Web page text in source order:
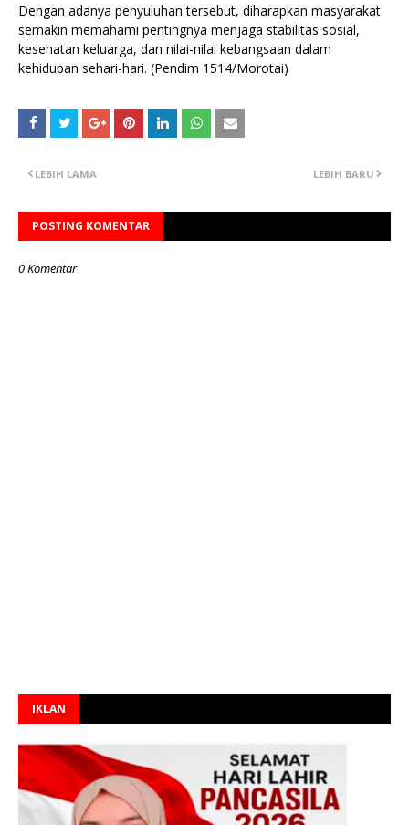
Dengan adanya penyuluhan tersebut, diharapkan masyarakat
semakin memahami pentingnya menjaga stabilitas sosial,
kesehatan keluarga, dan nilai-nilai kebangsaan dalam
kehidupan sehari-hari. (Pendim 1514/Morotai)
LEBIH BARU
LEBIH LAMA
POSTING KOMENTAR
0 Komentar
IKLAN